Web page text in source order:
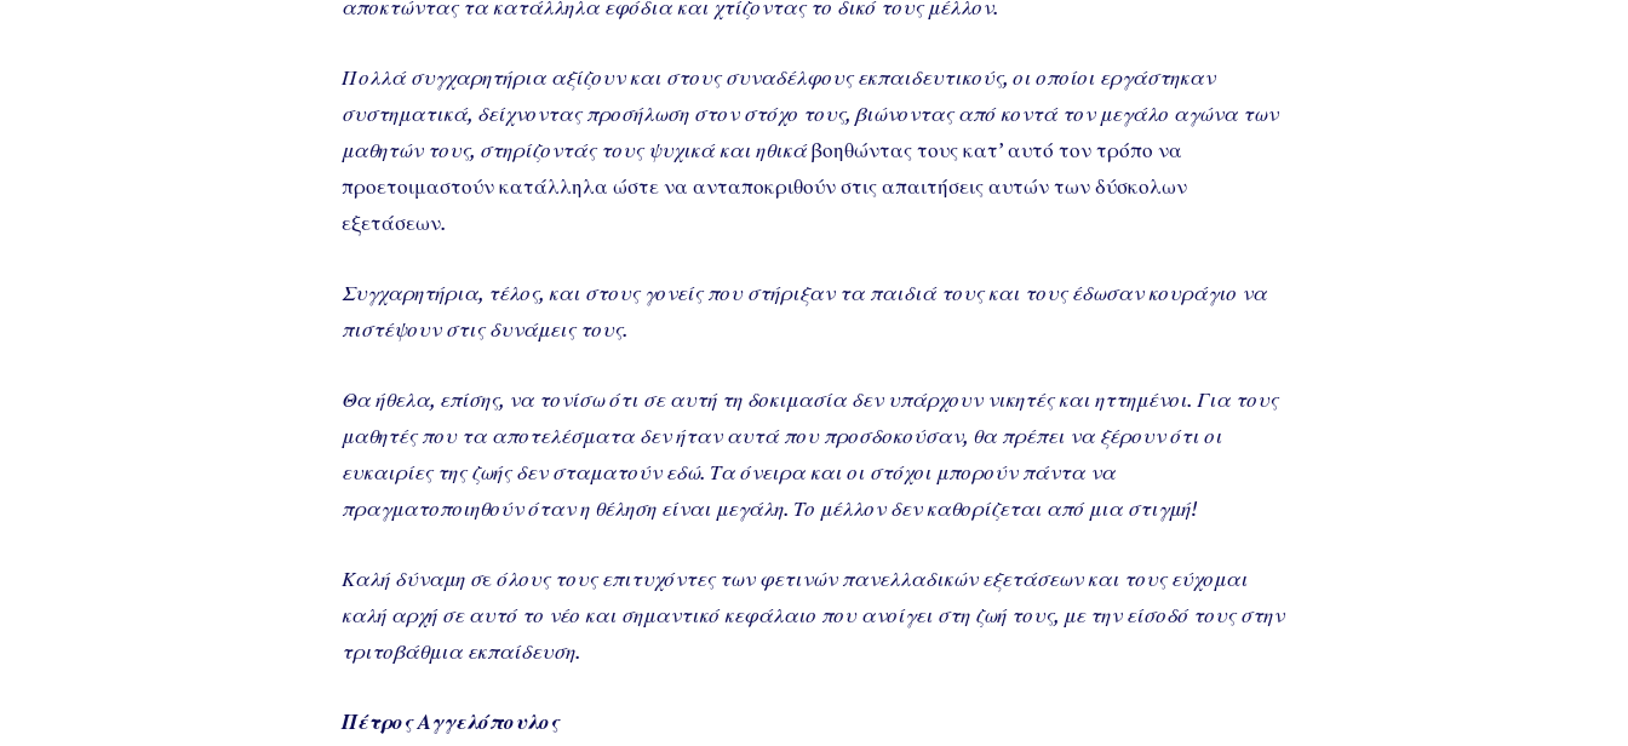
αποκτώντας τα κατάλληλα εφόδια και χτίζοντας το δικό τους μέλλον.
Πολλά συγχαρητήρια αξίζουν και στους συναδέλφους εκπαιδευτικούς, οι οποίοι εργάστηκαν
συστηματικά, δείχνοντας προσήλωση στον στόχο τους, βιώνοντας από κοντά τον μεγάλο αγώνα των
μαθητών τους, στηρίζοντάς τους ψυχικά και ηθικάβοηθώντας τους κατ’ αυτό τον τρόπο να
προετοιμαστούν κατάλληλα ώστε να ανταποκριθούν στις απαιτήσεις αυτών των δύσκολων
εξετάσεων.
Συγχαρητήρια, τέλος, και στους γονείς που στήριξαν τα παιδιά τους και τους έδωσαν κουράγιο να
πιστέψουν στις δυνάμεις τους.
Θα ήθελα, επίσης, να τονίσω ότι σε αυτή τη δοκιμασία δεν υπάρχουν νικητές και ηττημένοι. Για τους
μαθητές που τα αποτελέσματα δεν ήταν αυτά που προσδοκούσαν, θα πρέπει να ξέρουν ότι οι
ευκαιρίες της ζωής δεν σταματούν εδώ. Τα όνειρα και οι στόχοι μπορούν πάντα να
πραγματοποιηθούν όταν η θέληση είναι μεγάλη. Το μέλλον δεν καθορίζεται από μια στιγμή!
Καλή δύναμη σεόλους τους επιτυχόντες των φετινών πανελλαδικών εξετάσεων και τους εύχομαι
καλή αρχή σε αυτό το νέο και σημαντικό κεφάλαιο που ανοίγει στη ζωή τους, με την είσοδό τους στην
τριτοβάθμια εκπαίδευση.
Πέτρος Αγγελόπουλος